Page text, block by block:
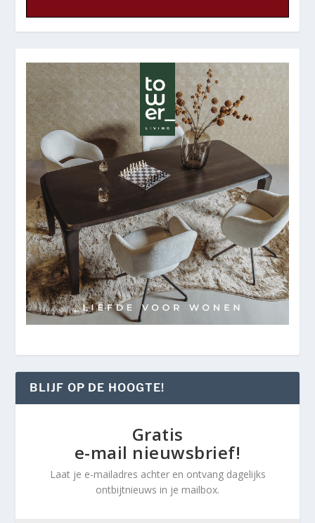
BLIJF OP DE HOOGTE!
Gratis
e-mail nieuwsbrief!
Laat je e-mailadres achter en ontvang dagelijks
ontbijtnieuws in je mailbox.